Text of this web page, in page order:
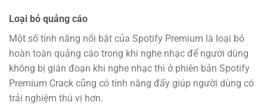
Loại bỏ quảng cáo
Một số tính năng nổi bật của Spotify Premium là loại bỏ
hoàn toàn quảng cáo trong khi nghe nhạc để người dùng
không bị gián đoạn khi nghe nhạc thì ở phiên bản Spotify
Premium Crack cũng có tính năng đấy giúp người dùng có
trải nghiệm thú vị hơn.